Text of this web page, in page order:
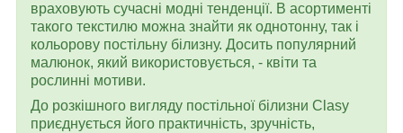
враховують сучасні модні тенденції. В асортименті
такого текстилю можна знайти як однотонну, так і
кольорову постільну білизну. Досить популярний
малюнок, який використовується, - квіти та
рослинні мотиви.
До розкішного вигляду постільної білизни Clasy
приєднується його практичність, зручність,